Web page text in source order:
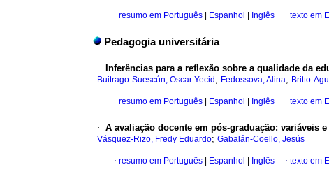
· resumo em Português Espanhol Inglês · texto em
Pedagogia universitária
· Inferências para a reflexão sobre a qualidade da
Buitrago-Suescún, Oscar Yecid ; Fedossova, Alina; Britto-
· resumo em Português Espanhol Inglês · texto em
· A avaliação docente em pós-graduação: variáveis
Vásquez-Rizo, Fredy Eduardo; Gabalán-Coello, Jesús
· resumo em Português Espanhol Inglês · texto em